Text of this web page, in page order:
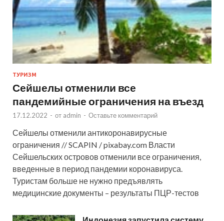
ТУРИЗМ
Сейшелы отменили все
пандемийные ограничения на въезд
17.12.2022 - от admin - Оставьте комментарий
Сейшелы отменили антикоронавирусные
ограничения // SCAPIN / pixabay.com Власти
Сейшельских островов отменили все ограничения,
введенные в период пандемии коронавируса.
Туристам больше не нужно предъявлять
медицинские документы – результаты ПЦР-тестов